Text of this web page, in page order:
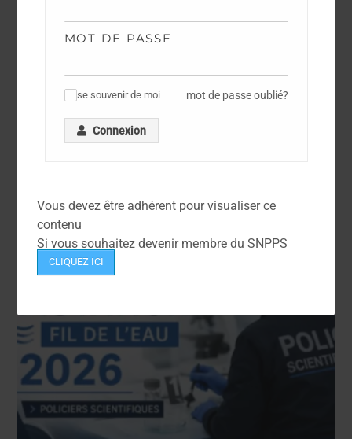
MOT DE PASSE
se souvenir de moi mot de passe oublié?
Connexion
Vous devez être adhérent pour visualiser ce
contenu
Si vous souhaitez devenir membre du SNPPS
CLIQUEZ ICI